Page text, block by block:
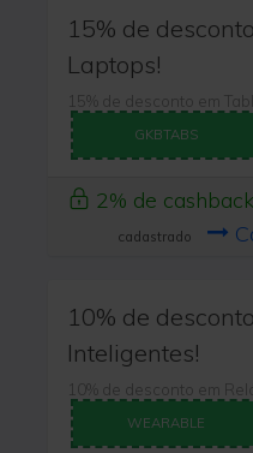
15% de
Laptops!
15% de desconto em
GKBTABS
2% de cashback
cadastrado
10% de
Inteligentes!
10% de desconto em
WEARABLE